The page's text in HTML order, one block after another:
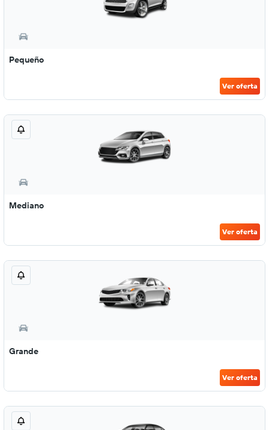
Pequeño
Ver oferta
Mediano
Ver oferta
Grande
Ver oferta